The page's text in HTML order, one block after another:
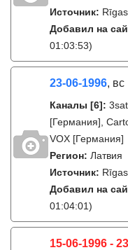
Источник:
Добавил на
01:03:53)
23-06-1996, вс
Каналы [6]:
[Германия],
VOX [Германия]
Регион: Латвия
Источник:
Добавил на
01:04:01)
15-06-1996 -